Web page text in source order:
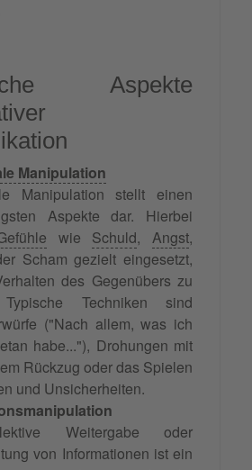
Aspekte
Manipulation
Manipulation stellt einen
Aspekte dar. Hierbei
wie Schuld, Angst,
Scham gezielt eingesetzt,
des Gegenübers zu
Techniken sind
("Nach allem, was ich
habe..."), Drohungen mit
Rückzug oder das Spielen
und Unsicherheiten.
Weitergabe oder
von Informationen ist ein